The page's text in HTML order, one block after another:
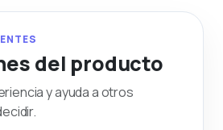
del producto
y ayuda a otros